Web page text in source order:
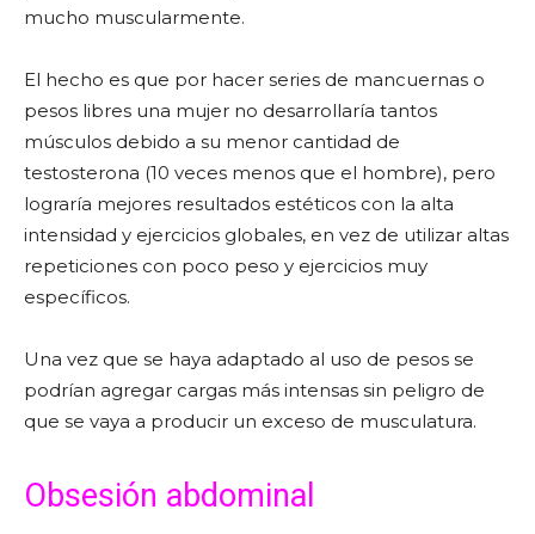
mucho muscularmente.
El hecho es que por hacer series de mancuernas o
pesos libres una mujer no desarrollaría tantos
músculos debido a su menor cantidad de
testosterona (10 veces menos que el hombre), pero
lograría mejores resultados estéticos con la alta
intensidad y ejercicios globales, en vez de utilizar altas
repeticiones con poco peso y ejercicios muy
específicos.
Una vez que se haya adaptado al uso de pesos se
podrían agregar cargas más intensas sin peligro de
que se vaya a producir un exceso de musculatura.
Obsesión abdominal